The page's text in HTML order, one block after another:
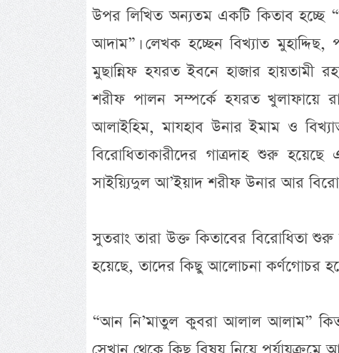
উপর লিখিত অন্যতম একটি কিতাব হচ্ছে
আদাম”। লেখক হচ্ছেন বিখ্যাত মুহাদ্দিছ,
মুছান্নিফ হযরত ইবনে হাজার হায়তামী
শরীফ পালন সম্পর্কে হযরত খুলাফায়ে
আলাইহিম, মাযহাব উনার ইমাম ও
বিরোধিতাকারীদের গাত্রদাহ শুরু
সাইয়্যিদুল আ’ইয়াদ শরীফ উনার আর
সুতরাং তারা উক্ত কিতাবের বিরোধিতা
হয়েছে, তাদের কিছু আলোচনা কর্ণগোচর
“আন নি’মাতুল কুবরা আলাল আলাম”